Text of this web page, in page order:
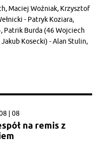
Maciej Woźniak, Krzysztof
- Patryk Koziara,
Patrik Burda (46 Wojciech
Kosecki) - Alan Stulin,
| 08
na remis z